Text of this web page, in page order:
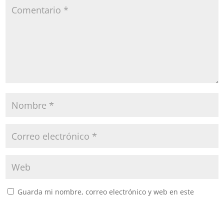
Guarda mi nombre, correo electrónico y web en este